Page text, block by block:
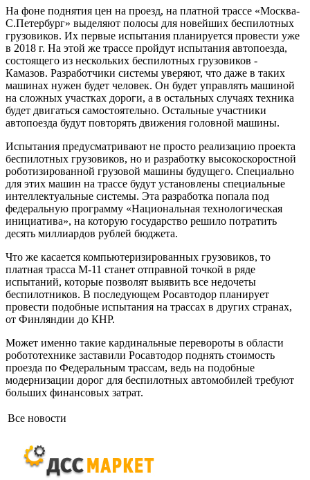
На фоне поднятия цен на проезд, на платной трассе «Москва-
С.Петербург» выделяют полосы для новейших беспилотных
грузовиков. Их первые испытания планируется провести уже
в 2018 г. На этой же трассе пройдут испытания автопоезда,
состоящего из нескольких беспилотных грузовиков -
Камазов. Разработчики системы уверяют, что даже в таких
машинах нужен будет человек. Он будет управлять машиной
на сложных участках дороги, а в остальных случаях техника
будет двигаться самостоятельно. Остальные участники
автопоезда будут повторять движения головной машины.
Испытания предусматривают не просто реализацию проекта
беспилотных грузовиков, но и разработку высокоскоростной
роботизированной грузовой машины будущего. Специально
для этих машин на трассе будут установлены специальные
интеллектуальные системы. Эта разработка попала под
федеральную программу «Национальная технологическая
инициатива», на которую государство решило потратить
десять миллиардов рублей бюджета.
Что же касается компьютеризированных грузовиков, то
платная трасса М-11 станет отправной точкой в ряде
испытаний, которые позволят выявить все недочеты
беспилотников. В последующем Росавтодор планирует
провести подобные испытания на трассах в других странах,
от Финляндии до КНР.
Может именно такие кардинальные перевороты в области
робототехнике заставили Росавтодор поднять стоимость
проезда по Федеральным трассам, ведь на подобные
модернизации дорог для беспилотных автомобилей требуют
больших финансовых затрат.
Все новости